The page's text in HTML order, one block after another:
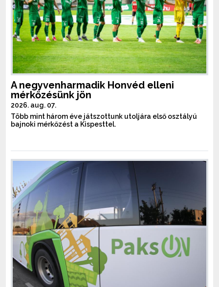
A negyvenharmadik Honvéd elleni
mérkőzésünk jön
2026. aug. 07.
Több mint három éve játszottunk utoljára első osztályú
bajnoki mérkőzést a Kispesttel.